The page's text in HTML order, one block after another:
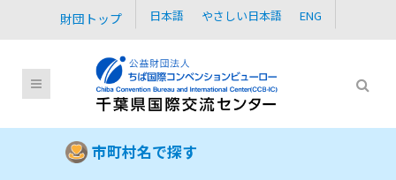
財団トップ 日本語 やさしい日本語 ENG
市町村名で探す